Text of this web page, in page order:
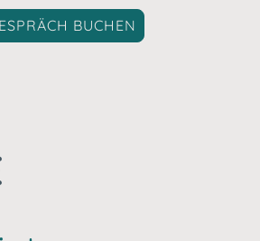
BUCHEN